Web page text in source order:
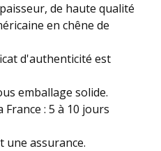
de haute qualité
en chêne de
d'authenticité est
emballage solide.
: 5 à 10 jours
une assurance.